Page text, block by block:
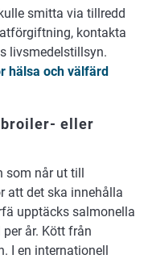
smitta via tillredd
kontakta
livsmedelstillsyn.
hälsa och välfärd
broiler- eller
som når ut till
att det ska innehålla
upptäcks salmonella
år. Kött från
I en internationell